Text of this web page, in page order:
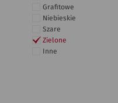
Grafitowe
Niebieskie
Szare
Zielone
Inne